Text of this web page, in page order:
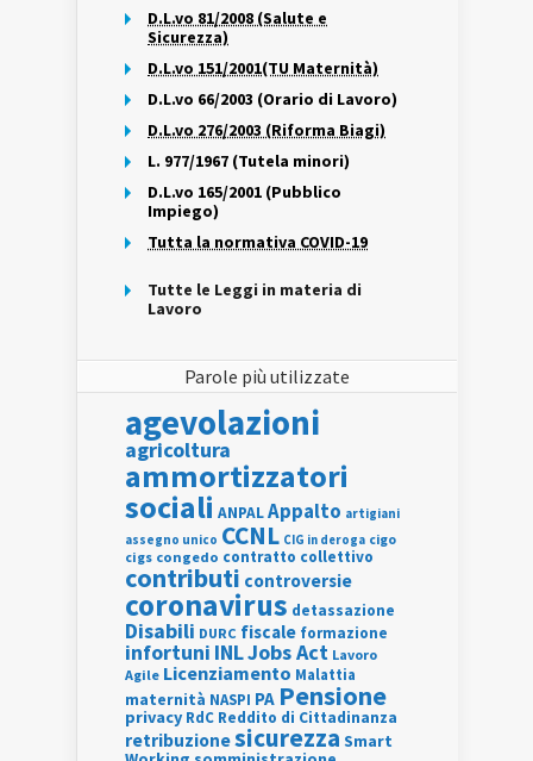
D.L.vo 81/2008 (Salute e
Sicurezza)
D.L.vo 151/2001(TU Maternità)
D.L.vo 66/2003 (Orario di Lavoro)
D.L.vo 276/2003 (Riforma Biagi)
L. 977/1967 (Tutela minori)
D.L.vo 165/2001 (Pubblico
Impiego)
Tutta la normativa COVID-19
Tutte le Leggi in materia di
Lavoro
Parole più utilizzate
agevolazioni
agricoltura
ammortizzatori
sociali ANPALAppalto artigiani
assegno unico CCNL CIG in deroga cigo
cigs congedo contratto collettivo
contributi controversie
coronavirus detassazione
Disabili DURC fiscale formazione
infortuni INLJobs Act Lavoro
Agile Licenziamento Malattia
maternità NASPI PA Pensione
privacy RdC Reddito di Cittadinanza
retribuzionesicurezza Smart